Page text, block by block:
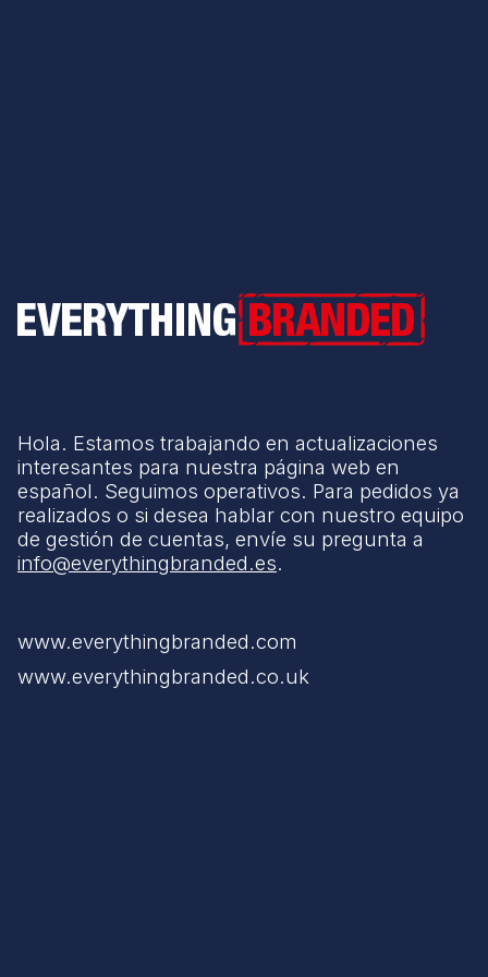
Everything Branded
Hola. Estamos trabajando en actualizaciones
interesantes para nuestra página web en
español. Seguimos operativos. Para pedidos ya
realizados o si desea hablar con nuestro equipo
de gestión de cuentas, envíe su pregunta a
info@everythingbranded.es.
www.everythingbranded.com
www.everythingbranded.co.uk